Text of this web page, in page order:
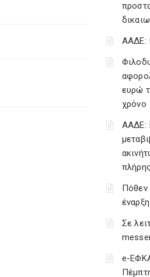
ΑΑΔΕ:
ευρώ
χρόνο
ΑΑΔΕ:
Πόθεν
Σε
e-